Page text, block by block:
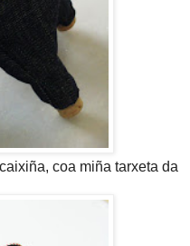
coa miña tarxeta da